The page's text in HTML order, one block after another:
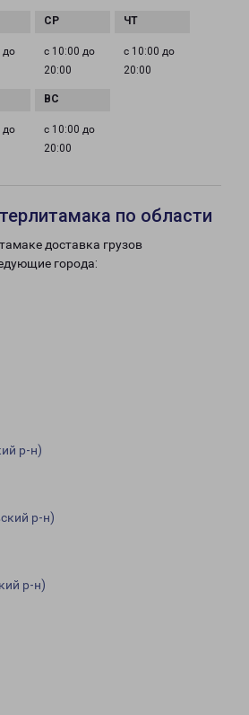
до
с 10:00 до
20:00
с 10:00 до
20:00
до
с 10:00 до
20:00
по области
доставка грузов
города:
р-н)
р-н)
р-н)